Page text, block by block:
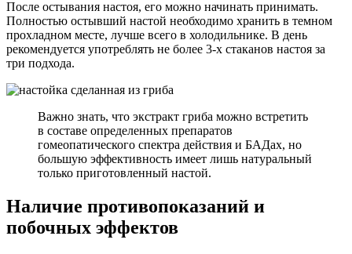
После остывания настоя, его можно начинать принимать.
Полностью остывший настой необходимо хранить в темном
прохладном месте, лучше всего в холодильнике. В день
рекомендуется употреблять не более 3-х стаканов настоя за
три подхода.
Важно знать, что экстракт гриба можно встретить
в составе определенных препаратов
гомеопатического спектра действия и БАДах, но
большую эффективность имеет лишь натуральный
только приготовленный настой.
Наличие противопоказаний и
побочных эффектов